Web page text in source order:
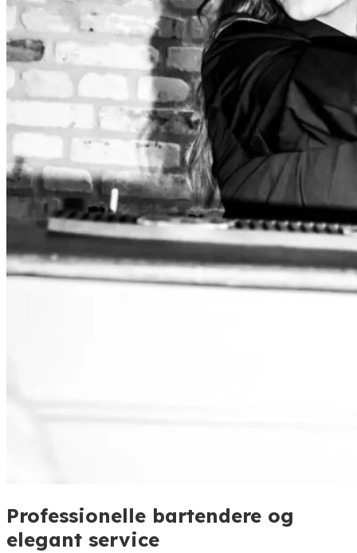
Professionelle bartendere og
elegant service